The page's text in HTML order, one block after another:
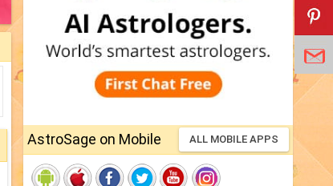
AstroSage on Mobile ALL MOBILE APPS